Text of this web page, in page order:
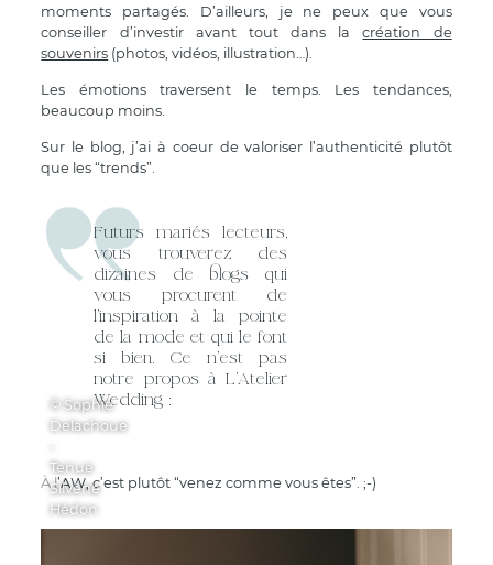
moments partagés. D’ailleurs, je ne peux que vous
conseiller d’investir avant tout dans lacréation de
souvenirs (photos, vidéos, illustration…).
Les émotions traversent le temps. Les tendances,
beaucoup moins.
Sur le blog, j’ai à coeur de valoriser l’authenticité plutôt
que les “trends”.
Futurs mariés lecteurs,
vous trouverez des
dizaines de blogs qui
vous procurent de
l’inspiration à la pointe
de la mode et qui le font
si bien. Ce n’est pas
notre propos à L’Atelier
Wedding :
À l’AW, c’est plutôt “venez comme vous êtes”. ;-)
© Sophie
Delachoue
Tenue
Silvène
Hédon